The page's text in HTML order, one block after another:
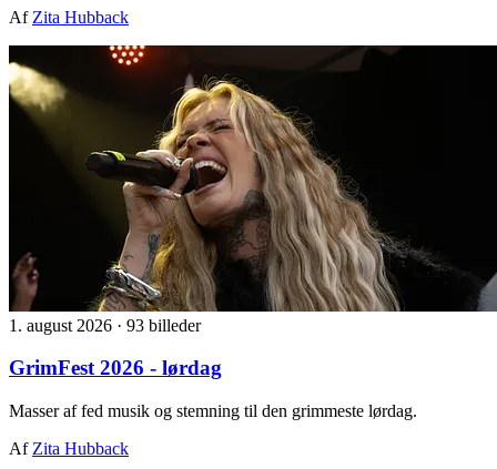
Af Zita Hubback
1. august 2026 · 93 billeder
GrimFest 2026 - lørdag
Masser af fed musik og stemning til den grimmeste lørdag.
Af Zita Hubback